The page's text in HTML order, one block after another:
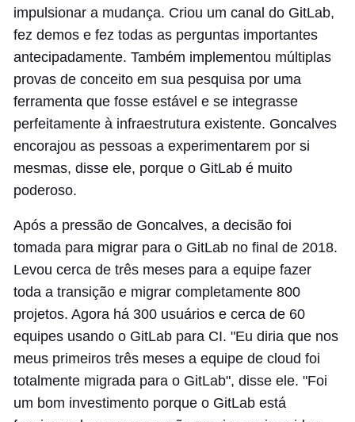
impulsionar a mudança. Criou um canal do GitLab,
fez demos e fez todas as perguntas importantes
antecipadamente. Também implementou múltiplas
provas de conceito em sua pesquisa por uma
ferramenta que fosse estável e se integrasse
perfeitamente à infraestrutura existente. Goncalves
encorajou as pessoas a experimentarem por si
mesmas, disse ele, porque o GitLab é muito
poderoso.
Após a pressão de Goncalves, a decisão foi
tomada para migrar para o GitLab no final de 2018.
Levou cerca de três meses para a equipe fazer
toda a transição e migrar completamente 800
projetos. Agora há 300 usuários e cerca de 60
equipes usando o GitLab para CI. "Eu diria que nos
meus primeiros três meses a equipe de cloud foi
totalmente migrada para o GitLab", disse ele. "Foi
um bom investimento porque o GitLab está